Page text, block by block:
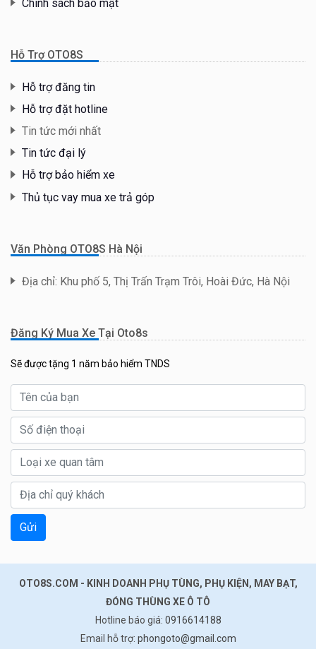
Chính sách bảo mật
Hỗ Trợ OTO8S
Hỗ trợ đăng tin
Hỗ trợ đặt hotline
Tin tức mới nhất
Tin tức đại lý
Hỗ trợ bảo hiểm xe
Thủ tục vay mua xe trả góp
Văn Phòng OTO8S Hà Nội
Địa chỉ: Khu phố 5, Thị Trấn Trạm Trôi, Hoài Đức, Hà Nội
Đăng Ký Mua Xe Tại Oto8s
Sẽ được tặng 1 năm bảo hiểm TNDS
Gửi
OTO8S.COM - KINH DOANH PHỤ TÙNG, PHỤ KIỆN, MAY BẠT,
ĐÓNG THÙNG XE Ô TÔ
Hotline báo giá: 0916614188
Email hỗ trợ: phongoto@gmail.com